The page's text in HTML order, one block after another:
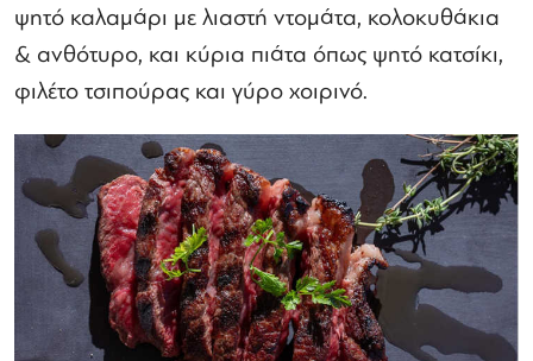
ψητό καλαμάρι με λιαστή ντομάτα, κολοκυθάκια
& ανθότυρο, και κύρια πιάτα όπως ψητό κατσίκι,
φιλέτο τσιπούρας και γύρο χοιρινό.